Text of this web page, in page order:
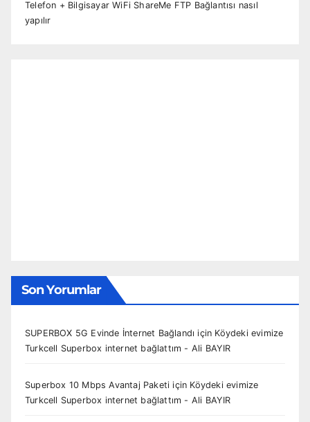
Telefon + Bilgisayar WiFi ShareMe FTP Bağlantısı nasıl
yapılır
Son Yorumlar
SUPERBOX 5G Evinde İnternet Bağlandı için Köydeki evimize
Turkcell Superbox internet bağlattım - Ali BAYIR
Superbox 10 Mbps Avantaj Paketi için Köydeki evimize
Turkcell Superbox internet bağlattım - Ali BAYIR